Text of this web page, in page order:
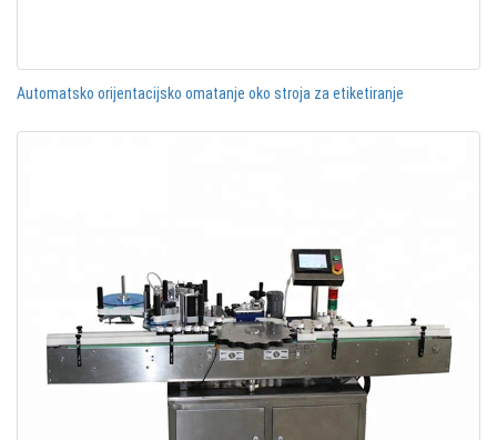
Automatsko orijentacijsko omatanje oko stroja za etiketiranje